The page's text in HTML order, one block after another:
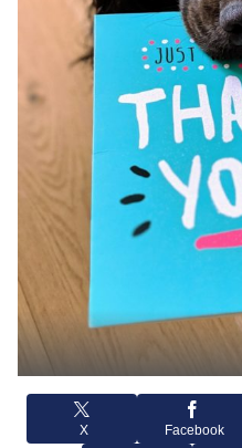
X Facebook